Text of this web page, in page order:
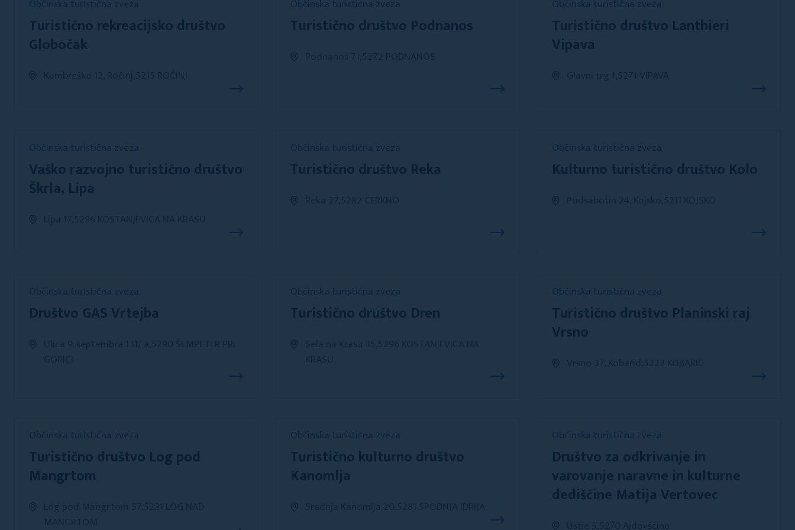
Občinska turistična zveza
Turistično rekreacijsko društvo
Globočak
Občinska turistična zveza
Turistično društvo Podnanos
Občinska turistična zveza
Turistično društvo Lanthieri
Vipava
Občinska turistična zveza
Vaško razvojno turistično društvo
Škrla, Lipa
Občinska turistična zveza
Turistično društvo Reka
Občinska turistična zveza
Kulturno turistično društvo Kolo
Občinska turistična zveza
Društvo GAS Vrtejba
Občinska turistična zveza
Turistično društvo Dren
Občinska turistična zveza
Turistično društvo Planinski raj
Vrsno
Občinska turistična zveza
Turistično društvo Log pod
Mangrtom
Občinska turistična zveza
Turistično kulturno društvo
Kanomlja
Občinska turistična zveza
Društvo za odkrivanje in
varovanje naravne in kulturne
dediščine Matija Vertovec